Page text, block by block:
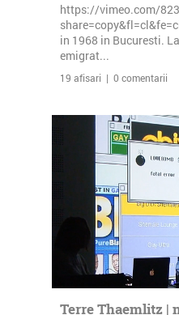
https://vimeo.com/
in 1968 in Bucuresti.
emigrat...
19 afisari | 0 comentarii
Terre Thaemlitz |